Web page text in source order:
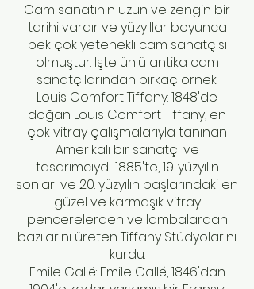
Cam sanatının uzun ve zengin bir
tarihi vardır ve yüzyıllar boyunca
pek çok yetenekli cam sanatçısı
olmuştur. İşte ünlü antika cam
sanatçılarından birkaç örnek:
Louis Comfort Tiffany: 1848'de
doğan Louis Comfort Tiffany, en
çok vitray çalışmalarıyla tanınan
Amerikalı bir sanatçı ve
tasarımcıydı. 1885'te, 19. yüzyılın
sonları ve 20. yüzyılın başlarındaki en
güzel ve karmaşık vitray
pencerelerden ve lambalardan
bazılarını üreten Tiffany Stüdyolarını
kurdu.
Emile Gallé: Emile Gallé, 1846'dan